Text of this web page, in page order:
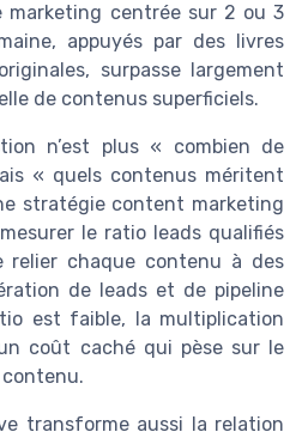
centrée sur 2 ou 3
appuyés par des livres
surpasse largement
de contenus superficiels.
n’est plus « combien de
« quels contenus méritent
stratégie content marketing
le ratio leads qualifiés
relier chaque contenu à des
de leads et de pipeline
est faible, la multiplication
coût caché qui pèse sur le
contenu.
transforme aussi la relation